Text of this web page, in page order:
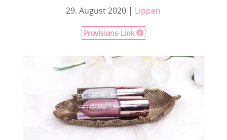
29. August 2020 | Lippen
Provisions-Link 